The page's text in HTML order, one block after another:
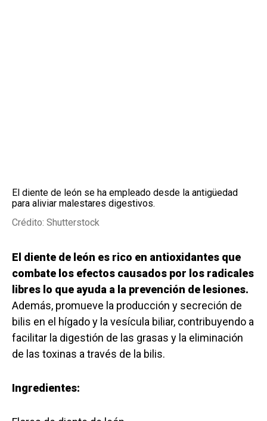
El diente de león se ha empleado desde la antigüedad
para aliviar malestares digestivos.
Crédito: Shutterstock
El diente de león es rico en antioxidantes que
combate los efectos causados por los radicales
libres lo que ayuda a la prevención de lesiones.
Además, promueve la producción y secreción de
bilis en el hígado y la vesícula biliar, contribuyendo a
facilitar la digestión de las grasas y la eliminación
de las toxinas a través de la bilis.
Ingredientes: